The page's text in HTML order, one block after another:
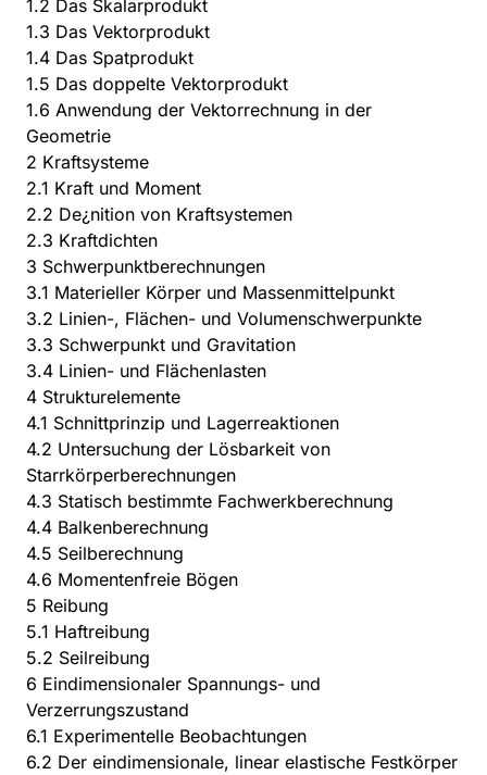
1.2 Das Skalarprodukt
1.3 Das Vektorprodukt
1.4 Das Spatprodukt
1.5 Das doppelte Vektorprodukt
1.6 Anwendung der Vektorrechnung in der
Geometrie
2 Kraftsysteme
2.1 Kraft und Moment
2.2 De¿nition von Kraftsystemen
2.3 Kraftdichten
3 Schwerpunktberechnungen
3.1 Materieller Körper und Massenmittelpunkt
3.2 Linien-, Flächen- und Volumenschwerpunkte
3.3 Schwerpunkt und Gravitation
3.4 Linien- und Flächenlasten
4 Strukturelemente
4.1 Schnittprinzip und Lagerreaktionen
4.2 Untersuchung der Lösbarkeit von
Starrkörperberechnungen
4.3 Statisch bestimmte Fachwerkberechnung
4.4 Balkenberechnung
4.5 Seilberechnung
4.6 Momentenfreie Bögen
5 Reibung
5.1 Haftreibung
5.2 Seilreibung
6 Eindimensionaler Spannungs- und
Verzerrungszustand
6.1 Experimentelle Beobachtungen
6.2 Der eindimensionale, linear elastische Festkörper